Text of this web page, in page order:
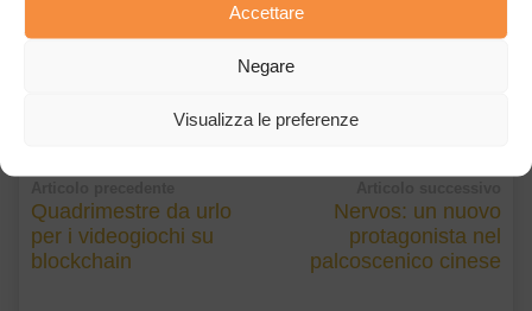
Accettare
Negare
Visualizza le preferenze
Inoltre la registrazione dei diplomi sulla blockchain di
rende possibile avere certezza non solo dell’emittente, ma anche
del contenuto degli stessi, di fatto certificandone l’autenticità.
Quadrimestre da urlo
per i videogiochi su
blockchain
Nervos: un nuovo
protagonista nel
palcoscenico cinese